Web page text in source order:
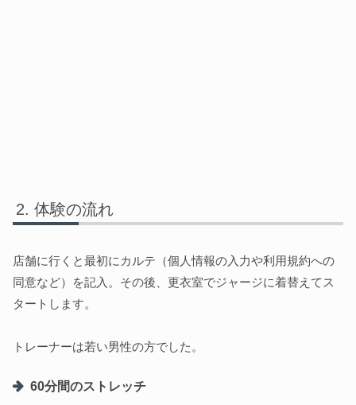
体験の流れ
店舗に行くと最初にカルテ（個人情報の入力や利用規約への
同意など）を記入。その後、更衣室でジャージに着替えてス
タートします。
トレーナーは若い男性の方でした。
60分間のストレッチ